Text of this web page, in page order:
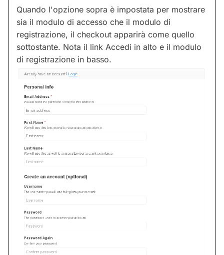
Quando l'opzione sopra è impostata per mostrare
sia il modulo di accesso che il modulo di
registrazione, il checkout apparirà come quello
sottostante. Nota il link Accedi in alto e il modulo
di registrazione in basso.